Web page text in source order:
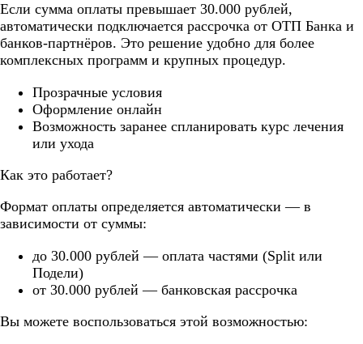
Если сумма оплаты превышает 30.000 рублей,
автоматически подключается рассрочка от ОТП Банка и
банков-партнёров. Это решение удобно для более
комплексных программ и крупных процедур.
Прозрачные условия
Оформление онлайн
Возможность заранее спланировать курс лечения
или ухода
Как это работает?
Формат оплаты определяется автоматически — в
зависимости от суммы:
до 30.000 рублей — оплата частями (Split или
Подели)
от 30.000 рублей — банковская рассрочка
Вы можете воспользоваться этой возможностью: